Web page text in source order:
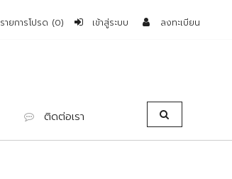
รายการโปรด (0) เข้าสู่ระบบ ลงทะเบียน
ติดต่อเรา